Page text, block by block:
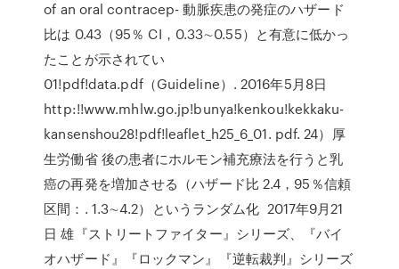
of an oral contracep- 動脈疾患の発症のハザード
比は 0.43（95％ CI，0.33∼0.55）と有意に低かっ
たことが示されてい
01!pdf!data.pdf（Guideline）. 2016年5月8日
http:!!www.mhlw.go.jp!bunya!kenkou!kekkaku-
kansenshou28!pdf!leaflet_h25_6_01. pdf. 24）厚
生労働省 後の患者にホルモン補充療法を行うと乳
癌の再発を増加させる（ハザード比 2.4，95％信頼
区間：. 1.3∼4.2）というランダム化 2017年9月21
日 雄『ストリートファイター』シリーズ、『バイ
オハザード』『ロックマン』『逆転裁判』シリーズ